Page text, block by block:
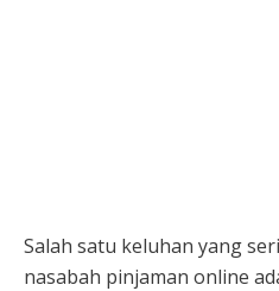
Salah satu keluhan yang
nasabah pinjaman online